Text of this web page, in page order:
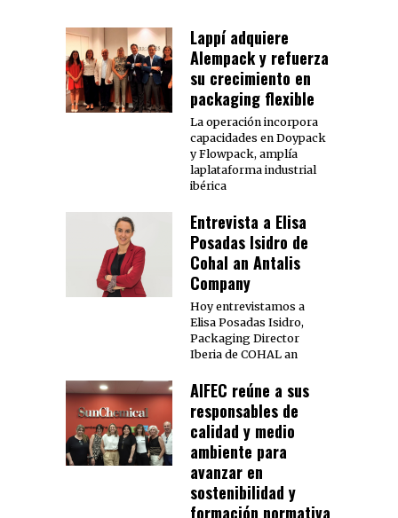
Lappí adquiere
Alempack y refuerza
su crecimiento en
packaging flexible
La operación incorpora
capacidades en Doypack
y Flowpack, amplía
laplataforma industrial
ibérica
Entrevista a Elisa
Posadas Isidro de
Cohal an Antalis
Company
Hoy entrevistamos a
Elisa Posadas Isidro,
Packaging Director
Iberia de COHAL an
AIFEC reúne a sus
responsables de
calidad y medio
ambiente para
avanzar en
sostenibilidad y
formación normativa